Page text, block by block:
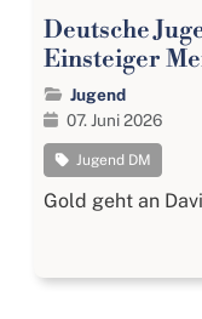
Deutsche
Einsteiger
Jugend
07. Juni 2026
Jugend DM
Gold geht an